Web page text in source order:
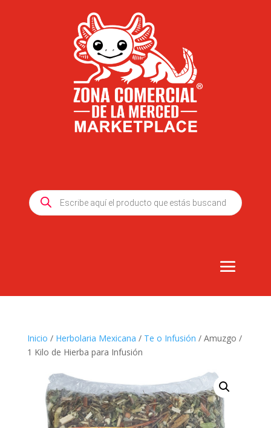
Products
search
Inicio / Herbolaria Mexicana / Te o Infusión / Amuzgo /
1 Kilo de Hierba para Infusión